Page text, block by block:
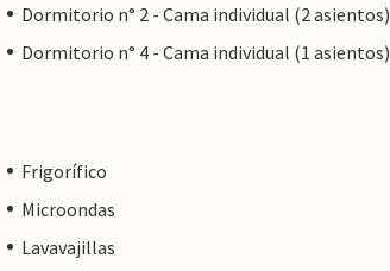
Dormitorio n° 2 - Cama individual (2 asientos)
Dormitorio n° 4 - Cama individual (1 asientos)
Frigorífico
Microondas
Lavavajillas